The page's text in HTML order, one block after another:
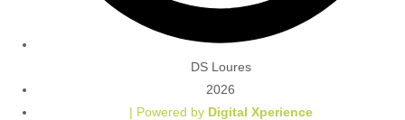
DS Loures
2026
| Powered by Digital Xperience